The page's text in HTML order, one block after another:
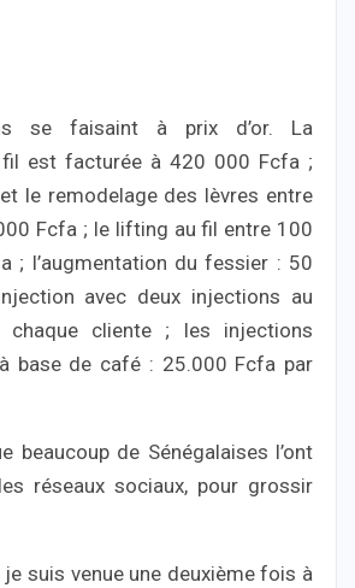
se faisaint à prix d’or. La
fil est facturée à 420 000 Fcfa ;
le remodelage des lèvres entre
Fcfa ; le lifting au fil entre 100
; l’augmentation du fessier : 50
avec deux injections au
chaque cliente ; les injections
base de café : 25.000 Fcfa par
beaucoup de Sénégalaises l’ont
réseaux sociaux, pour grossir
je suis venue une deuxième fois à